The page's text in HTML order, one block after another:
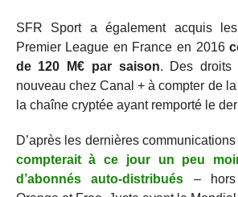
SFR Sport a également acquis
Premier League en France en 2016
de 120 M€ par saison. Des droits
nouveau chez Canal + à compter de
la chaîne cryptée ayant remporté le
D’après les dernières
compterait à ce jour un peu
d’abonnés auto-distribués – hors